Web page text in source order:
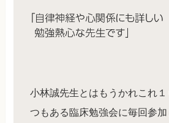
小林誠先生とはもうかれこれ１
つもある臨床勉強会に毎回参加